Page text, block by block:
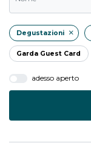
Degustazioni
Garda Guest Card
adesso aperto